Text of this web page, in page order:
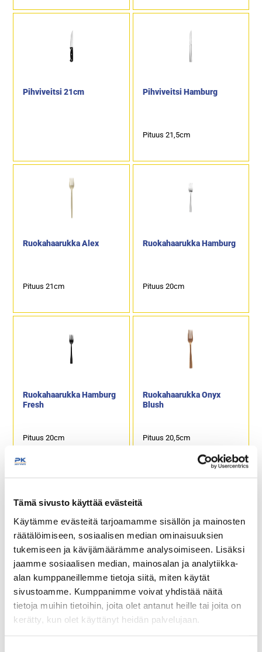
Tämä sivusto käyttää evästeitä
Käytämme evästeitä tarjoamamme sisällön ja mainosten
räätälöimiseen, sosiaalisen median ominaisuuksien
tukemiseen ja kävijämäärämme analysoimiseen. Lisäksi
jaamme sosiaalisen median, mainosalan ja analytiikka-
alan kumppaneillemme tietoja siitä, miten käytät
sivustoamme. Kumppanimme voivat yhdistää näitä
tietoja muihin tietoihin, joita olet antanut heille tai joita on
kerätty, kun olet käyttänyt heidän palvelujaan.
Pihviveitsi 21cm Pihviveitsi Hamburg
Pituus 21,5cm
Ruokahaarukka Alex
Pituus 21cm
Ruokahaarukka Hamburg
Pituus 20cm
Ruokahaarukka Hamburg
Fresh
Pituus 20cm
Ruokahaarukka Onyx
Blush
Pituus 20,5cm
Ruokahaarukka Slate
Pituus 20cm
Ruokalusikka Alex
Pituus 21cm